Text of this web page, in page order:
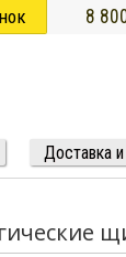
8
Доставка